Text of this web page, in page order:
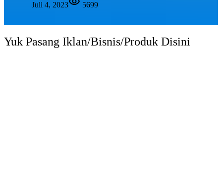
Juli 4, 2023
5699
Yuk Pasang Iklan/Bisnis/Produk Disini